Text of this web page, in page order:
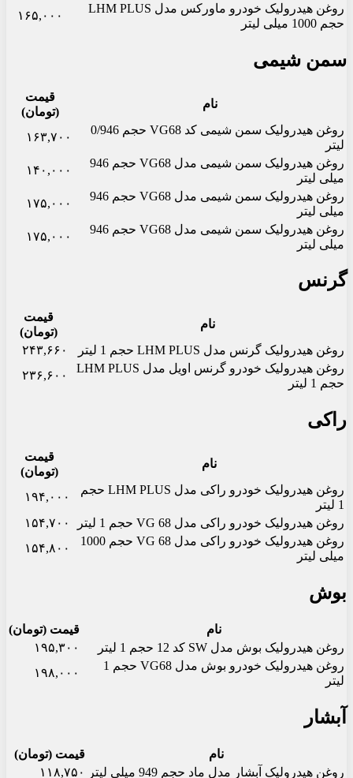
روغن هیدرولیک خودرو ماورکس مدل LHM PLUS
حجم 1000 میلی لیتر
۱۶۵,۰۰۰
سمن شیمی
نام
قیمت
(تومان)
روغن هیدرولیک سمن شیمی کد VG68 حجم 0/946
لیتر
۱۶۳,۷۰۰
روغن هیدرولیک سمن شیمی مدل VG68 حجم 946
میلی لیتر
۱۴۰,۰۰۰
روغن هیدرولیک سمن شیمی مدل VG68 حجم 946
میلی لیتر
۱۷۵,۰۰۰
روغن هیدرولیک سمن شیمی مدل VG68 حجم 946
میلی لیتر
۱۷۵,۰۰۰
گرنس
نام
قیمت
(تومان)
روغن هیدرولیک گرنس مدل LHM PLUS حجم 1 لیتر
۲۴۳,۶۶۰
روغن هیدرولیک خودرو گرنس اویل مدل LHM PLUS
حجم 1 لیتر
۲۳۶,۶۰۰
راکی
نام
قیمت
(تومان)
روغن هیدرولیک خودرو راکی مدل LHM PLUS حجم
1 لیتر
۱۹۴,۰۰۰
روغن هیدرولیک خودرو راکی مدل VG 68 حجم 1 لیتر
۱۵۴,۷۰۰
روغن هیدرولیک خودرو راکی مدل VG 68 حجم 1000
میلی لیتر
۱۵۴,۸۰۰
بوش
نام
قیمت (تومان)
روغن هیدرولیک بوش مدل SW کد 12 حجم 1 لیتر
۱۹۵,۳۰۰
روغن هیدرولیک خودرو بوش مدل VG68 حجم 1
لیتر
۱۹۸,۰۰۰
آبشار
نام
قیمت (تومان)
روغن هیدرولیک آبشار مدل ماد حجم 949 میلی لیتر
۱۱۸,۷۵۰